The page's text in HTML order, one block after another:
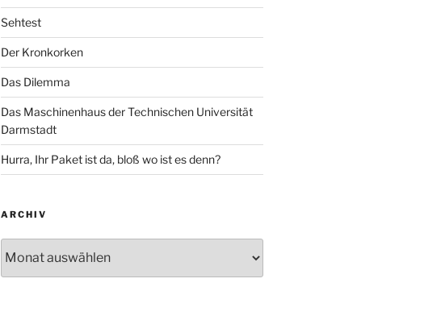
Sehtest
Der Kronkorken
Das Dilemma
Das Maschinenhaus der Technischen Universität
Darmstadt
Hurra, Ihr Paket ist da, bloß wo ist es denn?
ARCHIV